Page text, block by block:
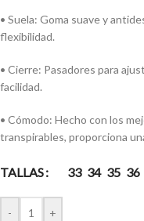
• Suela: Goma suave y
flexibilidad.
• Cierre: Pasadores para
facilidad.
• Cómodo: Hecho con los
transpirables, proporciona
TALLAS 33 34 35 36
- +